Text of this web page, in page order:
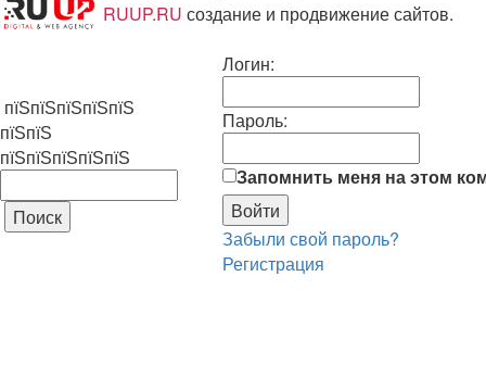
RUUP.RU создание и продвижение сайтов.
пїЅпїЅпїЅпїЅпїЅ
пїЅпїЅ
пїЅпїЅпїЅпїЅпїЅ
Логин:
Пароль:
Запомнить меня на этом
Забыли свой пароль?
Регистрация